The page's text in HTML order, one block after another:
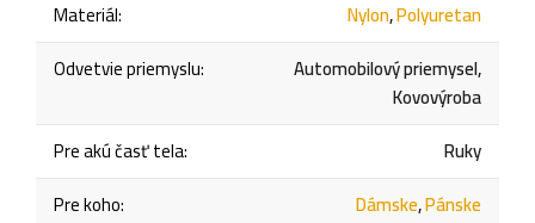
Materiál: Nylon,Polyuretan
Odvetvie priemyslu:
Automobilový priemysel,
Kovovýroba
Pre akú časť tela:
Ruky
Pre koho: Dámske,Pánske